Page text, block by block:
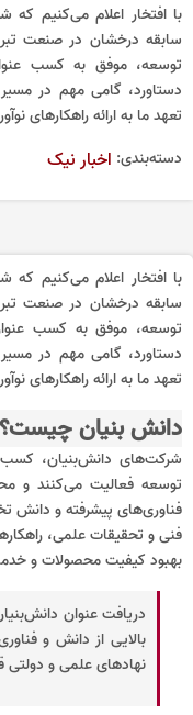
با افتخار اعلام می‌کنیم
سابقه درخشان در صنعت
توسعه، موفق به کسب
دستاورد، گامی مهم در
تعهد ما به ارائه راهکارهای
دسته‌بندی: اخبار نیک
با افتخار اعلام می‌کنیم
سابقه درخشان در صنعت
توسعه، موفق به کسب
دستاورد، گامی مهم در
تعهد ما به ارائه راهکارهای
دانش بنیان چیست؟
شرکت‌های دانش‌بنیان،
توسعه فعالیت می‌کنند و
فناوری‌های پیشرفته و دانش
فنی و تحقیقات علمی،
بهبود کیفیت محصولات و
دریافت عنوان
بالایی از دانش و
نهادهای علمی و دولتی